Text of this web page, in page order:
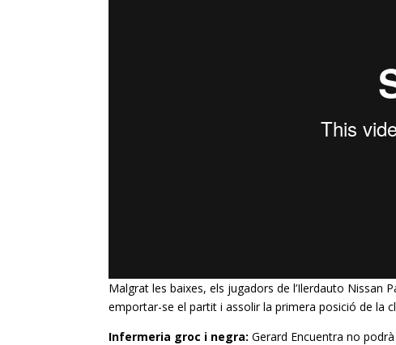
Malgrat les baixes, els jugadors de l’Ilerdauto Nissan
emportar-se el partit i assolir la primera posició de la
Infermeria groc i negra:Gerard Encuentra no